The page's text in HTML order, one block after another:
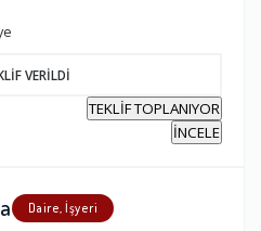
VERİLDİ
TEKLİF TOPLANIYOR
İNCELE
Daire, İşyeri